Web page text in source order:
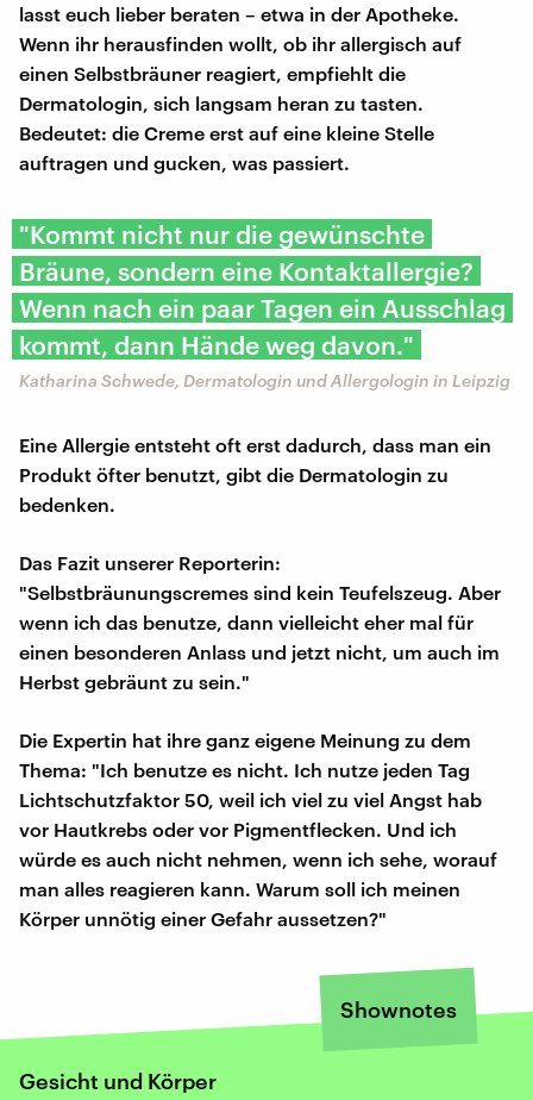
lasst euch lieber beraten – etwa in der Apotheke.
Wenn ihr herausfinden wollt, ob ihr allergisch auf
einen Selbstbräuner reagiert, empfiehlt die
Dermatologin, sich langsam heran zu tasten.
Bedeutet: die Creme erst auf eine kleine Stelle
auftragen und gucken, was passiert.
"Kommt nicht nur die gewünschte
Bräune, sondern eine Kontaktallergie?
Wenn nach ein paar Tagen ein Ausschlag
kommt, dann Hände weg davon."
Katharina Schwede, Dermatologin und Allergologin in Leipzig
Eine Allergie entsteht oft erst dadurch, dass man ein
Produkt öfter benutzt, gibt die Dermatologin zu
bedenken.
Das Fazit unserer Reporterin:
"Selbstbräunungscremes sind kein Teufelszeug. Aber
wenn ich das benutze, dann vielleicht eher mal für
einen besonderen Anlass und jetzt nicht, um auch im
Herbst gebräunt zu sein."
Die Expertin hat ihre ganz eigene Meinung zu dem
Thema: "Ich benutze es nicht. Ich nutze jeden Tag
Lichtschutzfaktor 50, weil ich viel zu viel Angst hab
vor Hautkrebs oder vor Pigmentflecken. Und ich
würde es auch nicht nehmen, wenn ich sehe, worauf
man alles reagieren kann. Warum soll ich meinen
Körper unnötig einer Gefahr aussetzen?"
Shownotes
Gesicht und Körper